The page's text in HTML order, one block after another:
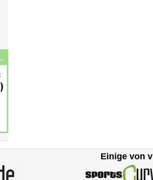
Einige von